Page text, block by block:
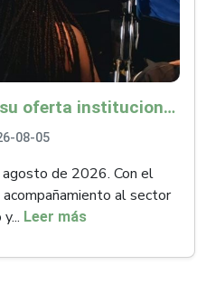
ICA Risaralda acercó su oferta institucional a productores y emprendedores en Expocamello
08-05
agosto de 2026. Con el
al sector
Leer más